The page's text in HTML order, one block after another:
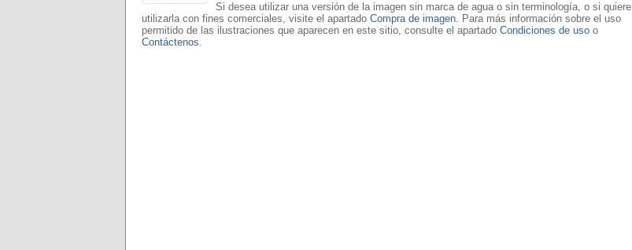
Si desea utilizar una versión de la imagen sin marca de agua o sin terminología, o si quiere
utilizarla con fines comerciales, visite el apartado Compra de imagen. Para más información sobre el uso
permitido de las ilustraciones que aparecen en este sitio, consulte el apartado Condiciones de uso o
Contáctenos.